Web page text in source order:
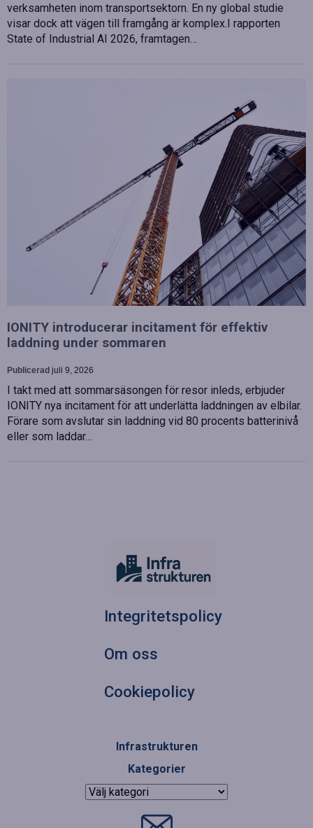
verksamheten inom transportsektorn. En ny global studie
visar dock att vägen till framgång är komplex.I rapporten
State of Industrial AI 2026, framtagen…
IONITY introducerar incitament för effektiv
laddning under sommaren
Publicerad juli 9, 2026
I takt med att sommarsäsongen för resor inleds, erbjuder
IONITY nya incitament för att underlätta laddningen av elbilar.
Förare som avslutar sin laddning vid 80 procents batterinivå
eller som laddar…
Integritetspolicy
Om oss
Cookiepolicy
Infrastrukturen
Kategorier
Kategorier